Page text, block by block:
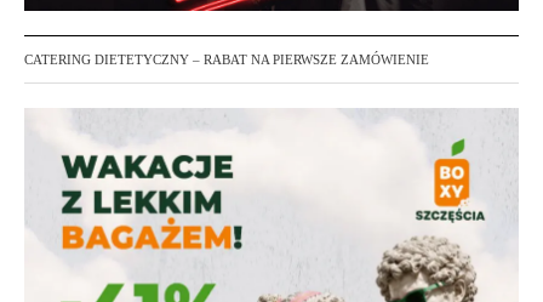
CATERING DIETETYCZNY – RABAT NA PIERWSZE ZAMÓWIENIE